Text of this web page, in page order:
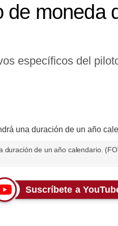
de moneda
específicos del
duración de un año calendario.
Suscríbete a